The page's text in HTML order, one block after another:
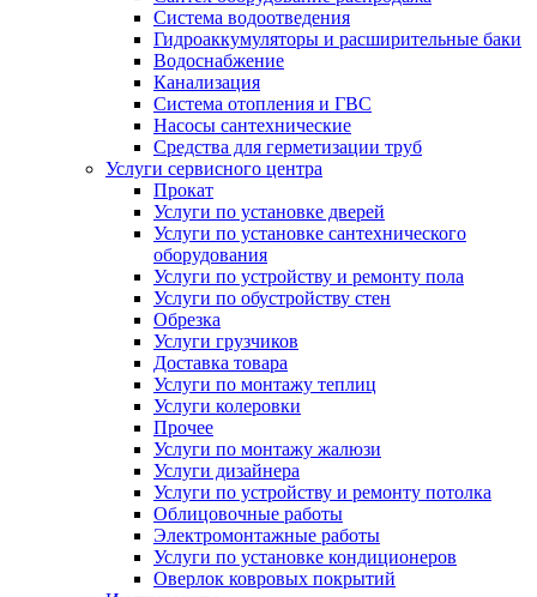
Система водоотведения
Гидроаккумуляторы и расширительные баки
Водоснабжение
Канализация
Система отопления и ГВС
Насосы сантехнические
Средства для герметизации труб
Услуги сервисного центра
Прокат
Услуги по установке дверей
Услуги по установке сантехнического
оборудования
Услуги по устройству и ремонту пола
Услуги по обустройству стен
Обрезка
Услуги грузчиков
Доставка товара
Услуги по монтажу теплиц
Услуги колеровки
Прочее
Услуги по монтажу жалюзи
Услуги дизайнера
Услуги по устройству и ремонту потолка
Облицовочные работы
Электромонтажные работы
Услуги по установке кондиционеров
Оверлок ковровых покрытий